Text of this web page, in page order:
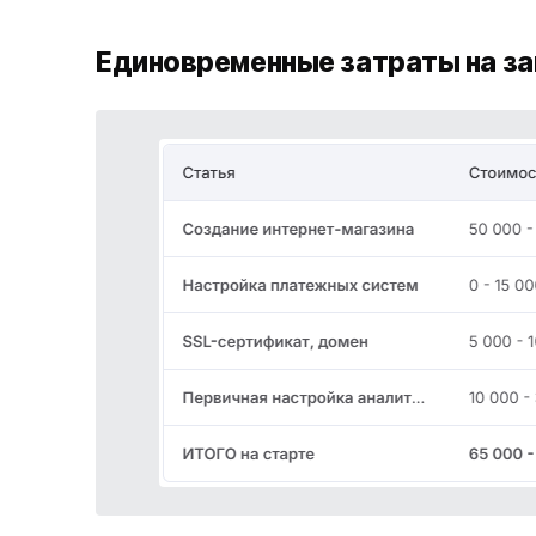
Единовременные затраты на